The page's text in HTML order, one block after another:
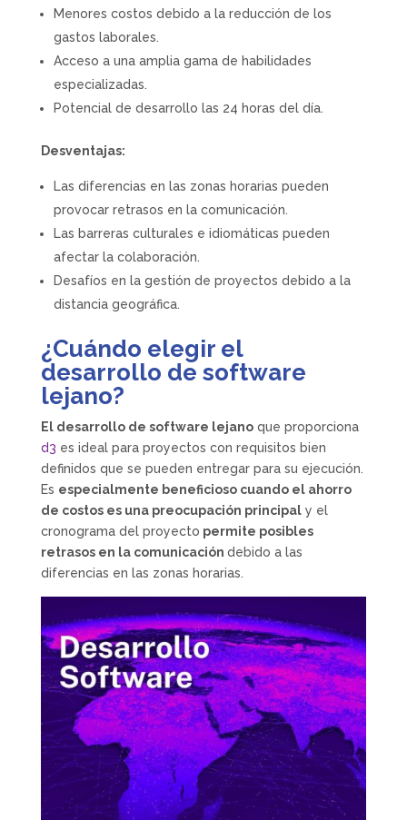
Menores costos debido a la reducción de los
gastos laborales.
Acceso a una amplia gama de habilidades
especializadas.
Potencial de desarrollo las 24 horas del día.
Desventajas:
Las diferencias en las zonas horarias pueden
provocar retrasos en la comunicación.
Las barreras culturales e idiomáticas pueden
afectar la colaboración.
Desafíos en la gestión de proyectos debido a la
distancia geográfica.
¿Cuándo elegir el
desarrollo de software
lejano?
El desarrollo de software lejanoque proporciona
d3 es ideal para proyectos con requisitos bien
definidos que se pueden entregar para su ejecución.
Es especialmente beneficioso cuando el ahorro
de costos es una preocupación principaly el
cronograma del proyecto permite posibles
retrasos en la comunicación debido a las
diferencias en las zonas horarias.